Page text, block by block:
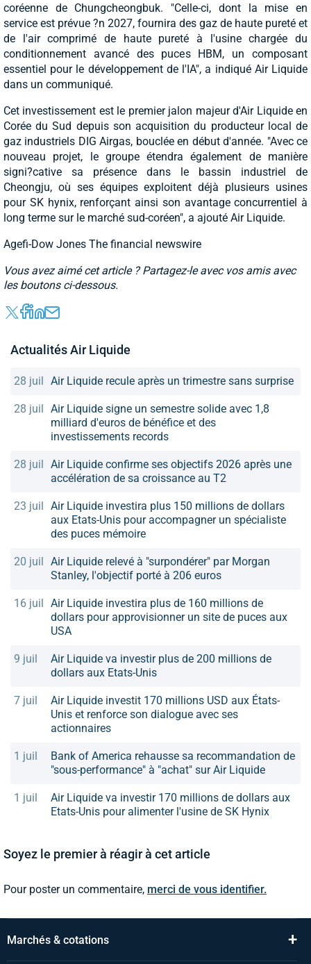
coréenne de Chungcheongbuk. "Celle-ci, dont la mise en
service est prévue ?n 2027, fournira des gaz de haute pureté et
de l'air comprimé de haute pureté à l'usine chargée du
conditionnement avancé des puces HBM, un composant
essentiel pour le développement de l'IA", a indiqué Air Liquide
dans un communiqué.
Cet investissement est le premier jalon majeur d'Air Liquide en
Corée du Sud depuis son acquisition du producteur local de
gaz industriels DIG Airgas, bouclée en début d'année. "Avec ce
nouveau projet, le groupe étendra également de manière
signi?cative sa présence dans le bassin industriel de
Cheongju, où ses équipes exploitent déjà plusieurs usines
pour SK hynix, renforçant ainsi son avantage concurrentiel à
long terme sur le marché sud-coréen", a ajouté Air Liquide.
Agefi-Dow Jones The financial newswire
Vous avez aimé cet article ? Partagez-le avec vos amis avec
les boutons ci-dessous.
Actualités Air Liquide
28 juil Air Liquide recule après un trimestre sans surprise
28 juil Air Liquide signe un semestre solide avec 1,8
milliard d'euros de bénéfice et des
investissements records
28 juil Air Liquide confirme ses objectifs 2026 après une
accélération de sa croissance au T2
23 juil Air Liquide investira plus 150 millions de dollars
aux Etats-Unis pour accompagner un spécialiste
des puces mémoire
20 juil Air Liquide relevé à "surpondérer" par Morgan
Stanley, l'objectif porté à 206 euros
16 juil Air Liquide investira plus de 160 millions de
dollars pour approvisionner un site de puces aux
USA
9 juil
Air Liquide va investir plus de 200 millions de
dollars aux Etats-Unis
7 juil
Air Liquide investit 170 millions USD aux États-
Unis et renforce son dialogue avec ses
actionnaires
1 juil
Bank of America rehausse sa recommandation de
"sous-performance" à "achat" sur Air Liquide
1 juil
Air Liquide va investir 170 millions de dollars aux
Etats-Unis pour alimenter l'usine de SK Hynix
Soyez le premier à réagir à cet article
Pour poster un commentaire, merci de vous identifier.
Marchés & cotations +